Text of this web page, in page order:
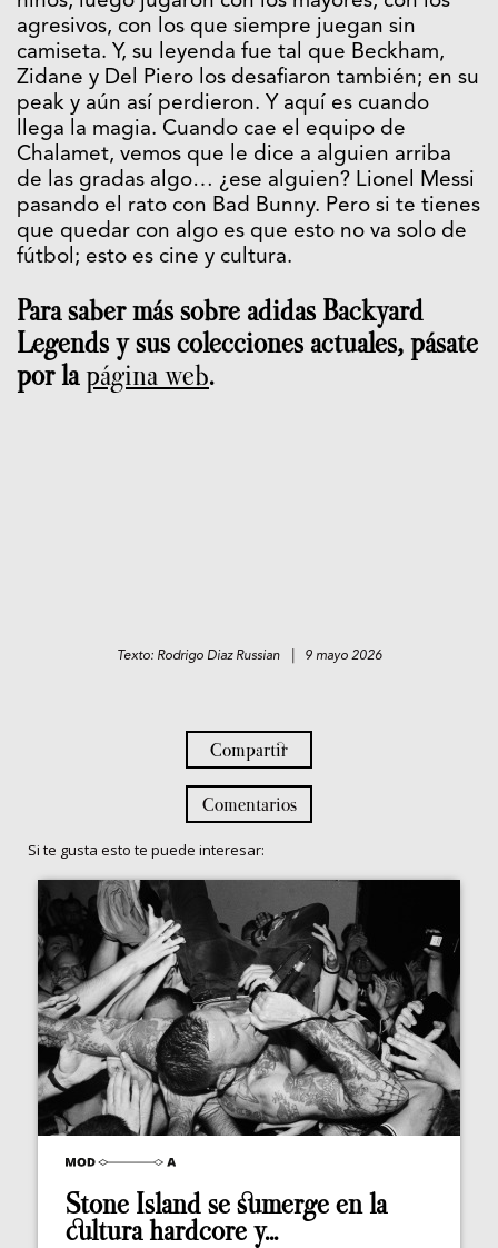
agresivos, con los que siempre juegan sin
camiseta. Y, su leyenda fue tal que Beckham,
Zidane y Del Piero los desafiaron también; en su
peak y aún así perdieron. Y aquí es cuando
llega la magia. Cuando cae el equipo de
Chalamet, vemos que le dice a alguien arriba
de las gradas algo… ¿ese alguien? Lionel Messi
pasando el rato con Bad Bunny. Pero si te tienes
que quedar con algo es que esto no va solo de
fútbol; esto es cine y cultura.
Para saber más sobre adidas Backyard
Legends y sus colecciones actuales, pásate
por lapágina web.
Texto: Rodrigo Diaz Russian | 9 mayo 2026
Compartir
Comentarios
Si te gusta esto te puede interesar:
Stone Island se sumerge en la
cultura hardcore y...